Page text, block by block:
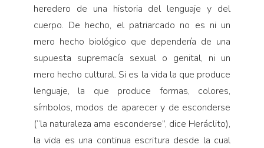
heredero de una historia del lenguaje y del
cuerpo. De hecho, el patriarcado no es ni un
mero hecho biológico que dependería de una
supuesta supremacía sexual o genital, ni un
mero hecho cultural. Si es la vida la que produce
lenguaje, la que produce formas, colores,
símbolos, modos de aparecer y de esconderse
(“la naturaleza ama esconderse”, dice Heráclito),
la vida es una continua escritura desde la cual